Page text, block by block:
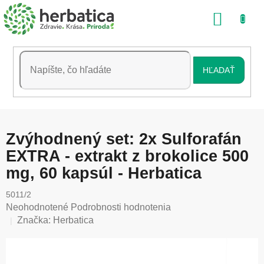
Prejsť
na
obsah
HĽADAŤ
Zvýhodnený set: 2x Sulforafán
EXTRA - extrakt z brokolice 500
mg, 60 kapsúl - Herbatica
5011/2
Priemerné
hodnotenie
Neohodnotené Podrobnosti hodnotenia
Značka: Herbatica